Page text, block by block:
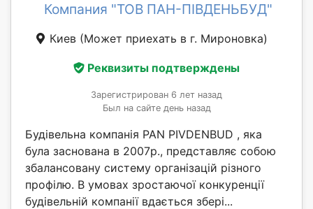
Компания "ТОВ ПАН-ПІВДЕНЬБУД"
Киев (Может приехать в г. Мироновка)
Реквизиты подтверждены
Зарегистрирован 6 лет назад
Был на сайте день назад
Будівельна компанія PAN PIVDENBUD , яка
була заснована в 2007р., представляє собою
збалансовану систему організацій різного
профілю. В умовах зростаючої конкуренції
будівельній компанії вдається збері...